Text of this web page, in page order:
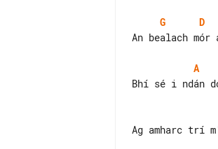
G D
An bealach mór
A
Bhí sé i ndán
Ag amharc trí